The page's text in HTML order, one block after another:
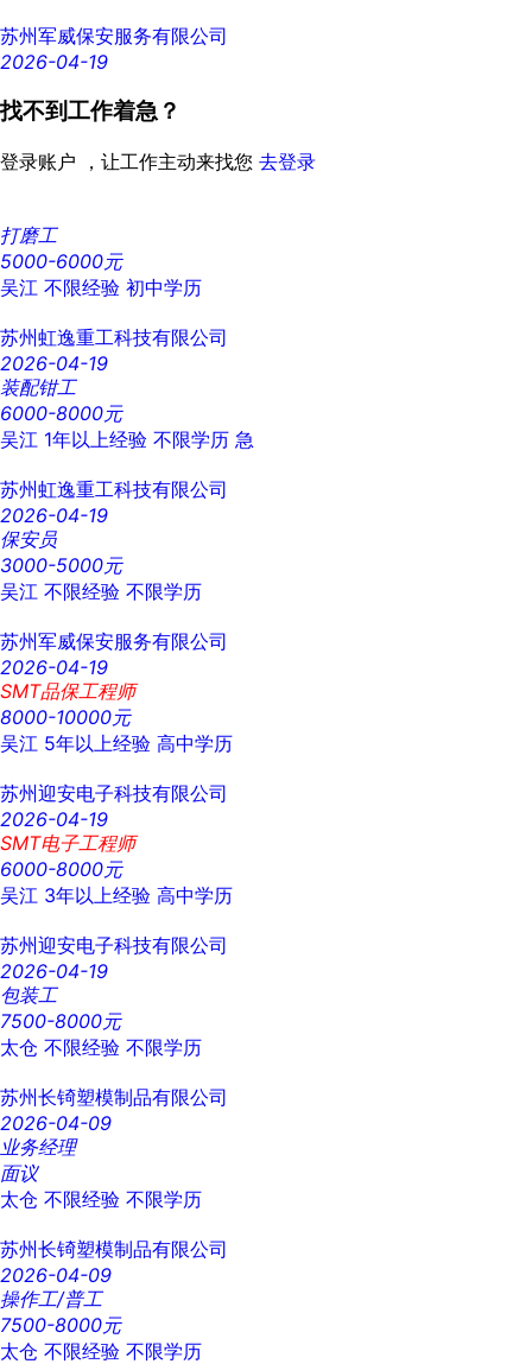
苏州军威保安服务有限公司
2026-04-19
找不到工作着急？
登录账户 ，让工作主动来找您 去登录
打磨工
5000-6000元
吴江 不限经验 初中学历
苏州虹逸重工科技有限公司
2026-04-19
装配钳工
6000-8000元
吴江 1年以上经验 不限学历 急
苏州虹逸重工科技有限公司
2026-04-19
保安员
3000-5000元
吴江 不限经验 不限学历
苏州军威保安服务有限公司
2026-04-19
SMT品保工程师
8000-10000元
吴江 5年以上经验 高中学历
苏州迎安电子科技有限公司
2026-04-19
SMT电子工程师
6000-8000元
吴江 3年以上经验 高中学历
苏州迎安电子科技有限公司
2026-04-19
包装工
7500-8000元
太仓 不限经验 不限学历
苏州长锜塑模制品有限公司
2026-04-09
业务经理
面议
太仓 不限经验 不限学历
苏州长锜塑模制品有限公司
2026-04-09
操作工/普工
7500-8000元
太仓 不限经验 不限学历